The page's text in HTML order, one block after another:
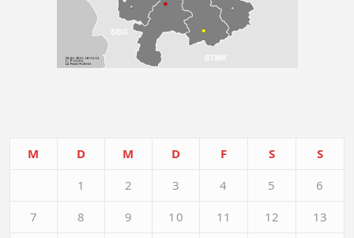
M D M D F S
S
1
2 3 4 5
6
7
8 9 10 11 12
13